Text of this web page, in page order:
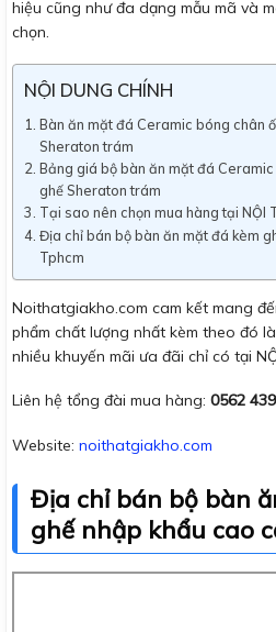
hiệu cũng như đa dạng mẫu mã và
chọn.
NỘI DUNG CHÍNH
Bàn ăn mặt đá Ceramic bóng chân
Sheraton trám
Bảng giá bộ bàn ăn mặt đá
ghế Sheraton trám
Tại sao nên chọn mua hàng tại NỘI
Địa chỉ bán bộ bàn ăn mặt đá kèm
Tphcm
Noithatgiakho.com cam kết mang
phẩm chất lượng nhất kèm theo đó
nhiều khuyến mãi ưa đãi chỉ có tại
Liên hệ tổng đài mua hàng: 0562
Website: noithatgiakho.com
Địa chỉ bán bộ bàn
ghế nhập khẩu cao